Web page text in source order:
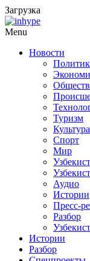
Загрузка
Menu
Новости
Туризм
Культура
Спорт
Мир
Аудио
Истории
Пресс-
Разбор
Истории
Разбор